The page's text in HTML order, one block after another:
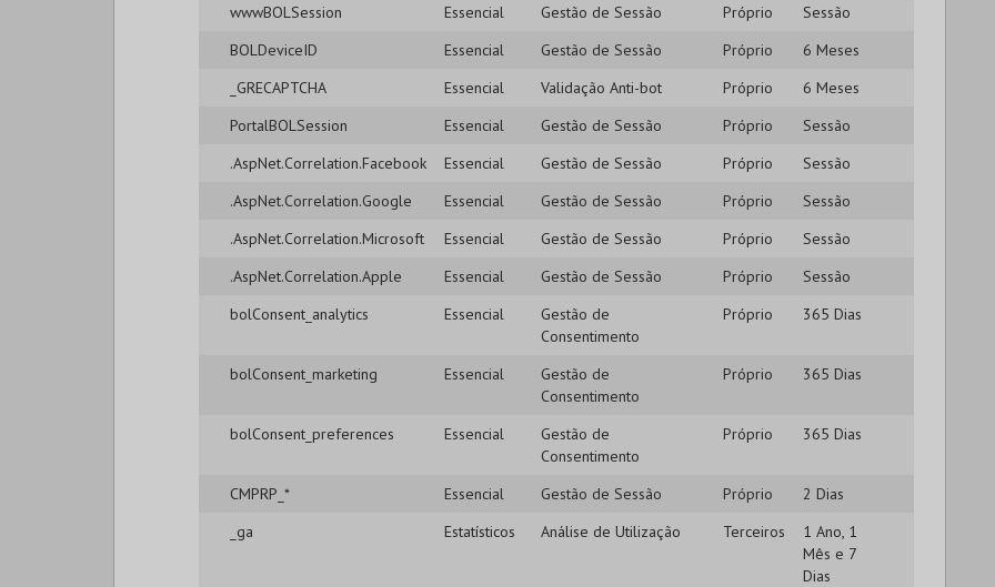
wwwBOLSession
Essencial Gestão de Sessão Próprio
Sessão
BOLDeviceID
Essencial Gestão de Sessão Próprio
6 Meses
_GRECAPTCHA
Essencial Validação Anti-bot Próprio
6 Meses
PortalBOLSession
Essencial Gestão de Sessão Próprio
Sessão
.AspNet.Correlation.Facebook
Essencial Gestão de Sessão Próprio
Sessão
.AspNet.Correlation.Google
Essencial Gestão de Sessão Próprio
Sessão
.AspNet.Correlation.Microsoft
Essencial Gestão de Sessão Próprio
Sessão
.AspNet.Correlation.Apple
Essencial Gestão de Sessão Próprio
Sessão
bolConsent_analytics
Essencial
Gestão de
Consentimento
Próprio 365 Dias
bolConsent_marketing Essencial
Gestão de
Consentimento
Próprio 365 Dias
bolConsent_preferences Essencial
Gestão de
Consentimento
Próprio 365 Dias
CMPRP_* Essencial Gestão de Sessão Próprio
2 Dias
_ga
Estatísticos Análise de Utilização Terceiros
1 Ano, 1
Mês e 7
Dias